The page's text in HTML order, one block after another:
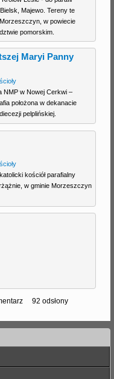
Majewo. Tereny te
w powiecie
pomorskim.
Maryi Panny
NMP w Nowej Cerkwi –
położona w dekanacie
pelplińskiej.
kościół parafialny
w gminie Morzeszczyn
92 odsłony